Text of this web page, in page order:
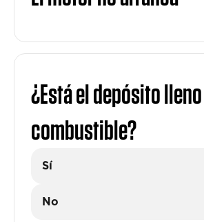
¿Está el depósito
combustible?
Sí
No